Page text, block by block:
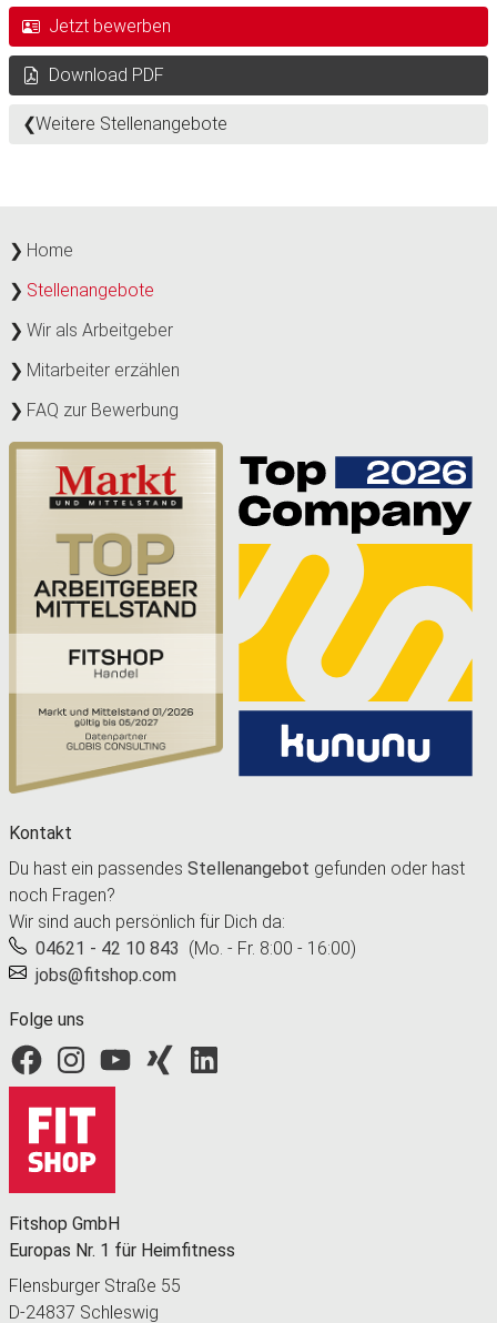
Weitere Stellenangebote
Download PDF
Jetzt bewerben
Home
Stellenangebote
Wir als Arbeitgeber
Mitarbeiter erzählen
FAQ zur Bewerbung
Kontakt
Du hast ein passendes Stellenangebot gefunden oder hast
noch Fragen?
Wir sind auch persönlich für Dich da:
04621 - 42 10 843 (Mo. - Fr. 8:00 - 16:00)
jobs@fitshop.com
Folge uns
Fitshop bei YouTube
Fitshop GmbH
Europas Nr. 1 für Heimfitness
Flensburger Straße 55
D-24837 Schleswig